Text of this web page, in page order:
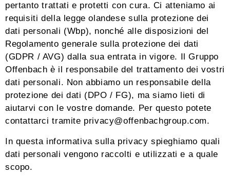
pertanto trattati e protetti con cura. Ci atteniamo ai
requisiti della legge olandese sulla protezione dei
dati personali (Wbp), nonché alle disposizioni del
Regolamento generale sulla protezione dei dati
(GDPR / AVG) dalla sua entrata in vigore. Il Gruppo
Offenbach è il responsabile del trattamento dei vostri
dati personali. Non abbiamo un responsabile della
protezione dei dati (DPO / FG), ma siamo lieti di
aiutarvi con le vostre domande. Per questo potete
contattarci tramite privacy@offenbachgroup.com.
In questa informativa sulla privacy spieghiamo quali
dati personali vengono raccolti e utilizzati e a quale
scopo.